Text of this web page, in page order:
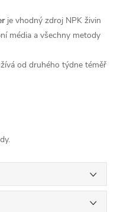
je vhodný zdroj NPK živin
média a všechny metody
od druhého týdne téměř